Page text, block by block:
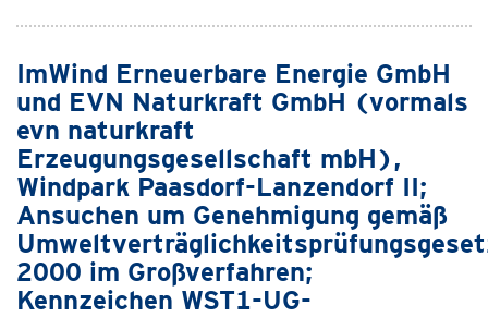
ImWind Erneuerbare Energie GmbH
und EVN Naturkraft GmbH (vormals
evn naturkraft
Erzeugungsgesellschaft mbH),
Windpark Paasdorf-Lanzendorf II;
Ansuchen um Genehmigung gemäß
2000 im Großverfahren;
Kennzeichen WST1-UG-